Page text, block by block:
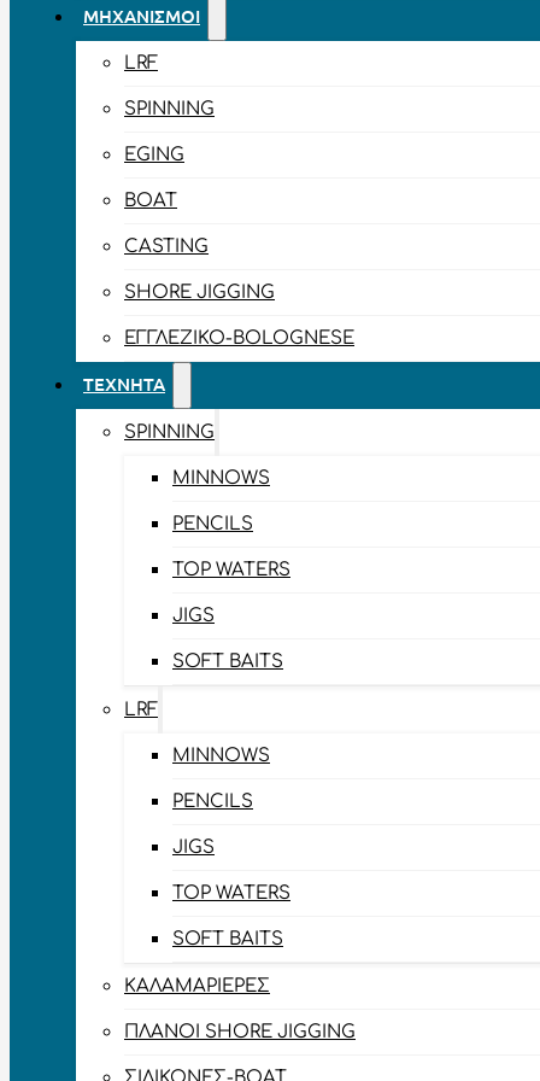
ΜΗΧΑΝΙΣΜΟΊ
LRF
SPINNING
EGING
BOAT
CASTING
SHORE JIGGING
ΕΓΓΛΈΖΙΚΟ-BOLOGNESE
ΤΕΧΝΗΤΆ
SPINNING
MINNOWS
PENCILS
TOP WATERS
JIGS
SOFT BAITS
LRF
MINNOWS
PENCILS
JIGS
TOP WATERS
SOFT BAITS
ΚΑΛΑΜΑΡΙΈΡΕΣ
ΠΛΆΝΟΙ SHORE JIGGING